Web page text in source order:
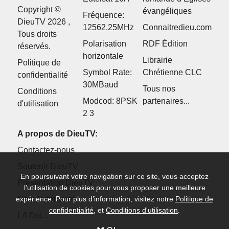
Copyright ©
DieuTV 2026 ,
Tous droits
réservés.
Politique de
confidentialité
Conditions
d'utilisation
Fréquence:
12562.25MHz
Polarisation
horizontale
Symbol Rate:
30MBaud
Modcod: 8PSK
2 3
évangéliques
Connaitredieu.com
RDF Édition
Librairie
Chrétienne CLC
Tous nos
partenaires...
A propos de DieuTV:
Contactez-nous
Présentation DieuTV
Nos Partenaires
En poursuivant votre navigation sur ce site, vous acceptez
l’utilisation de cookies pour vous proposer une meilleure
expérience. Pour plus d’information, visitez notre Politique de
confidentialité , et Conditions d'utilisation